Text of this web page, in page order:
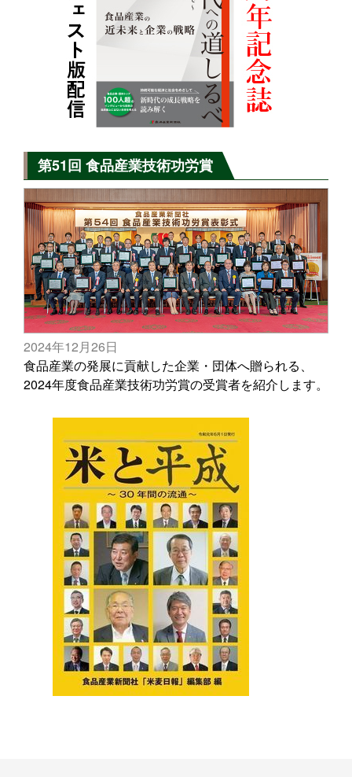
第51回 食品産業技術功労賞
2024年12月26日
食品産業の発展に貢献した企業・団体へ贈られる、
2024年度食品産業技術功労賞の受賞者を紹介します。